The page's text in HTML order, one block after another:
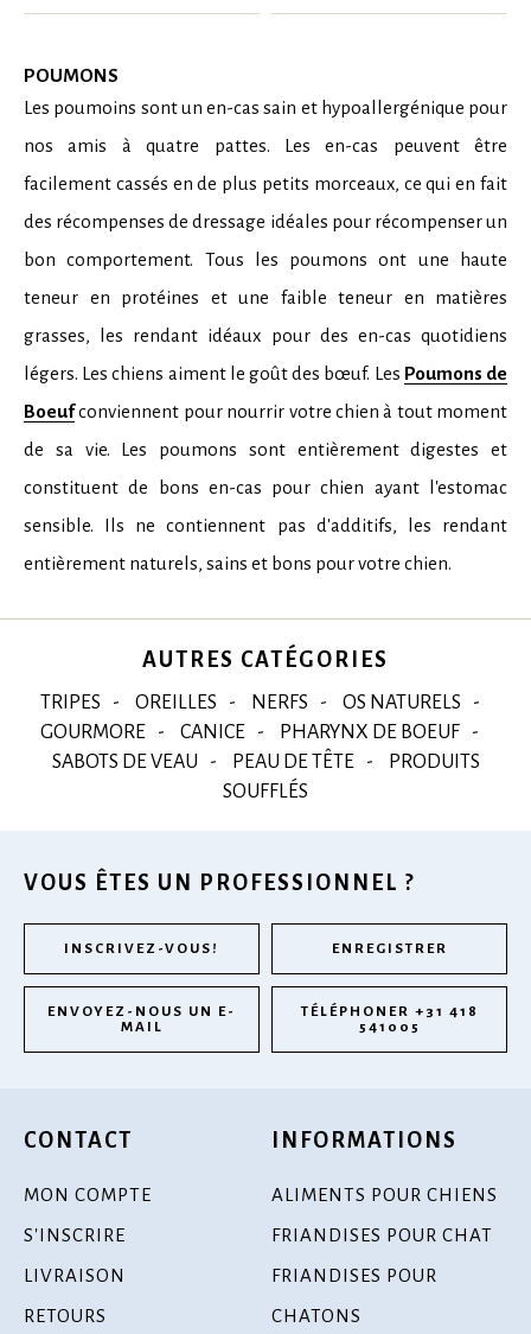
POUMONS
Les poumoins sont un en-cas sain et hypoallergénique pour
nos amis à quatre pattes. Les en-cas peuvent être
facilement cassés en de plus petits morceaux, ce qui en fait
des récompenses de dressage idéales pour récompenser un
bon comportement. Tous les poumons ont une haute
teneur en protéines et une faible teneur en matières
grasses, les rendant idéaux pour des en-cas quotidiens
légers. Les chiens aiment le goût des bœuf. Les Poumons de
Boeufconviennent pour nourrir votre chien à tout moment
de sa vie. Les poumons sont entièrement digestes et
constituent de bons en-cas pour chien ayant l'estomac
sensible. Ils ne contiennent pas d'additifs, les rendant
entièrement naturels, sains et bons pour votre chien.
AUTRES CATÉGORIES
TRIPES OREILLES NERFS
OS NATURELS
GOURMORE
CANICE
PHARYNX DE BOEUF
SABOTS DE VEAU
PEAU DE TÊTE
PRODUITS
SOUFFLÉS
VOUS ÊTES UN PROFESSIONNEL ?
INSCRIVEZ-VOUS! ENREGISTRER
ENVOYEZ-NOUS UN E-
MAIL
TÉLÉPHONER +31 418
541005
CONTACT
MON COMPTE
S'INSCRIRE
LIVRAISON
RETOURS
INFORMATIONS
ALIMENTS POUR CHIENS
FRIANDISES POUR CHAT
FRIANDISES POUR
CHATONS